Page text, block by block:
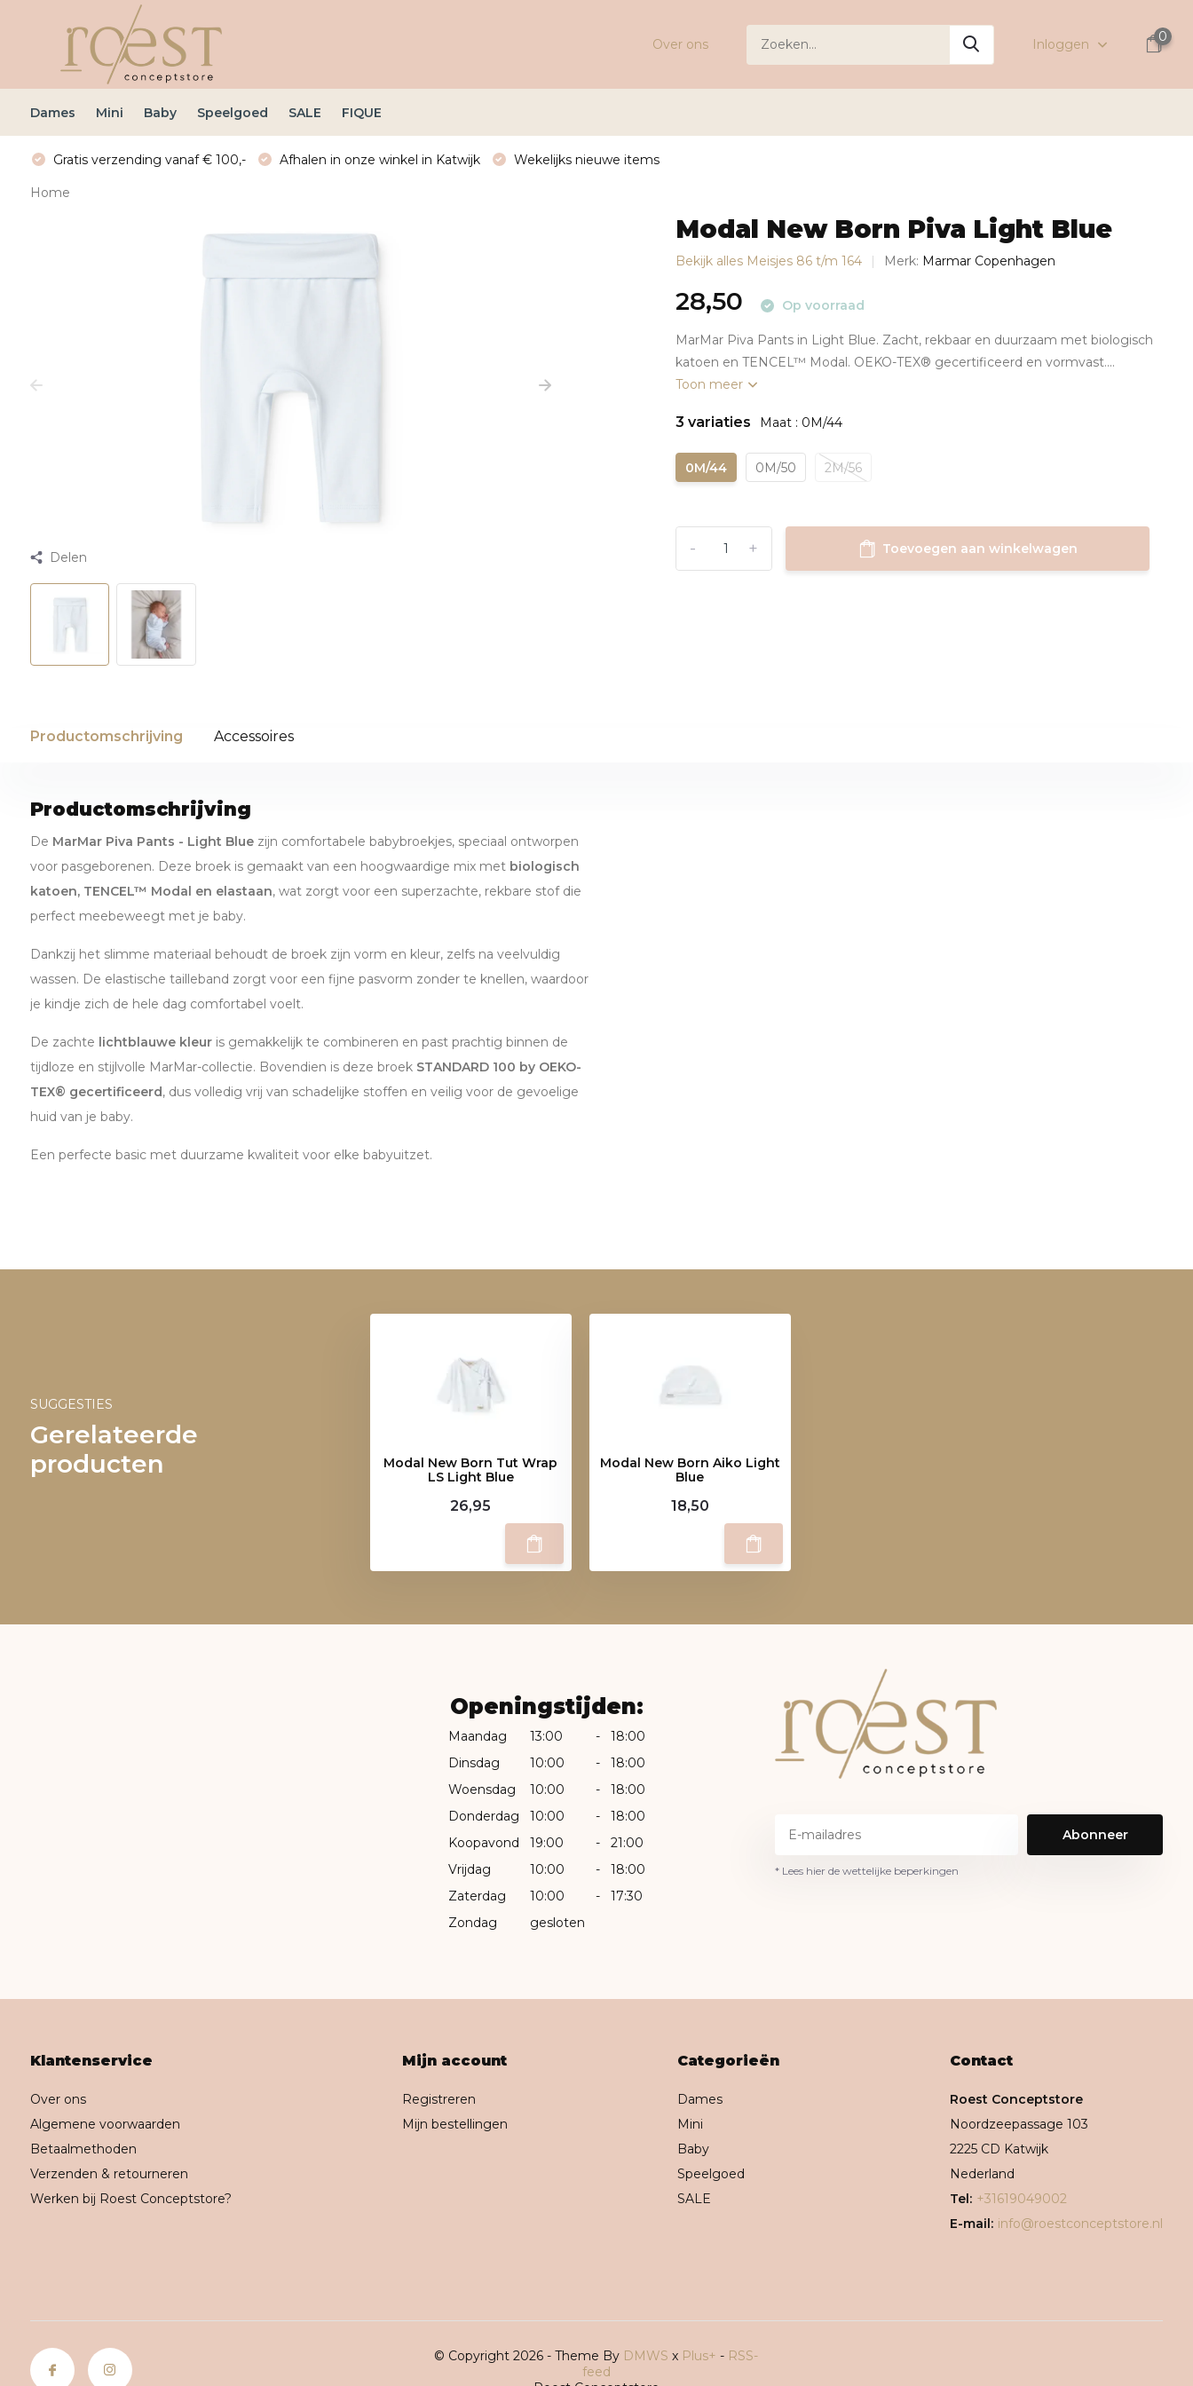
Over ons Inloggen
0
Dames Mini Baby Speelgoed SALE FIQUE
Gratis verzending vanaf € 100,- Afhalen in onze winkel in Katwijk Wekelijks nieuwe items
Home
Delen
Modal New Born Piva Light Blue
Bekijk alles Meisjes 86 t/m 164 Merk: Marmar Copenhagen
28,50 Op voorraad
MarMar Piva Pants in Light Blue. Zacht, rekbaar en duurzaam met biologisch
katoen en TENCEL™ Modal. OEKO-TEX® gecertificeerd en vormvast....
Toon meer
3 variaties Maat : 0M/44
0M/44 0M/50 2M/56
+
- Toevoegen aan winkelwagen
Productomschrijving Accessoires
Productomschrijving
De MarMar Piva Pants - Light Bluezijn comfortabele babybroekjes, speciaal ontworpen
voor pasgeborenen. Deze broek is gemaakt van een hoogwaardige mix met biologisch
katoen, TENCEL™ Modal en elastaan, wat zorgt voor een superzachte, rekbare stof die
perfect meebeweegt met je baby.
Dankzij het slimme materiaal behoudt de broek zijn vorm en kleur, zelfs na veelvuldig
wassen. De elastische tailleband zorgt voor een fijne pasvorm zonder te knellen, waardoor
je kindje zich de hele dag comfortabel voelt.
De zachte lichtblauwe kleuris gemakkelijk te combineren en past prachtig binnen de
tijdloze en stijlvolle MarMar-collectie. Bovendien is deze broek STANDARD 100 by OEKO-
TEX® gecertificeerd, dus volledig vrij van schadelijke stoffen en veilig voor de gevoelige
huid van je baby.
Een perfecte basic met duurzame kwaliteit voor elke babyuitzet.
SUGGESTIES
Gerelateerde
producten
Modal New Born Tut Wrap
LS Light Blue
26,95
Modal New Born Aiko Light
Blue
18,50
Openingstijden:
Maandag 13:00 -
18:00
Dinsdag
10:00 -
18:00
Woensdag
10:00 -
18:00
Donderdag
10:00 -
18:00
Koopavond
19:00 -
21:00
Vrijdag
10:00 -
18:00
Zaterdag
10:00 -
17:30
Zondag
gesloten
Abonneer
* Lees hier de wettelijke beperkingen
Klantenservice
Over ons
Algemene voorwaarden
Betaalmethoden
Verzenden & retourneren
Werken bij Roest Conceptstore?
Mijn account
Registreren
Mijn bestellingen
Categorieën
Dames
Mini
Baby
Speelgoed
SALE
Contact
Roest Conceptstore
Noordzeepassage 103
2225 CD Katwijk
Nederland
Tel: +31619049002
E-mail: info@roestconceptstore.nl
© Copyright 2026 - Theme By DMWS x Plus+ - RSS-
feed